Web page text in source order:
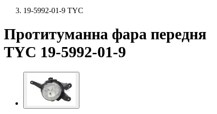
19-5992-01-9 TYC
Протитуманна фара передня
TYC 19-5992-01-9